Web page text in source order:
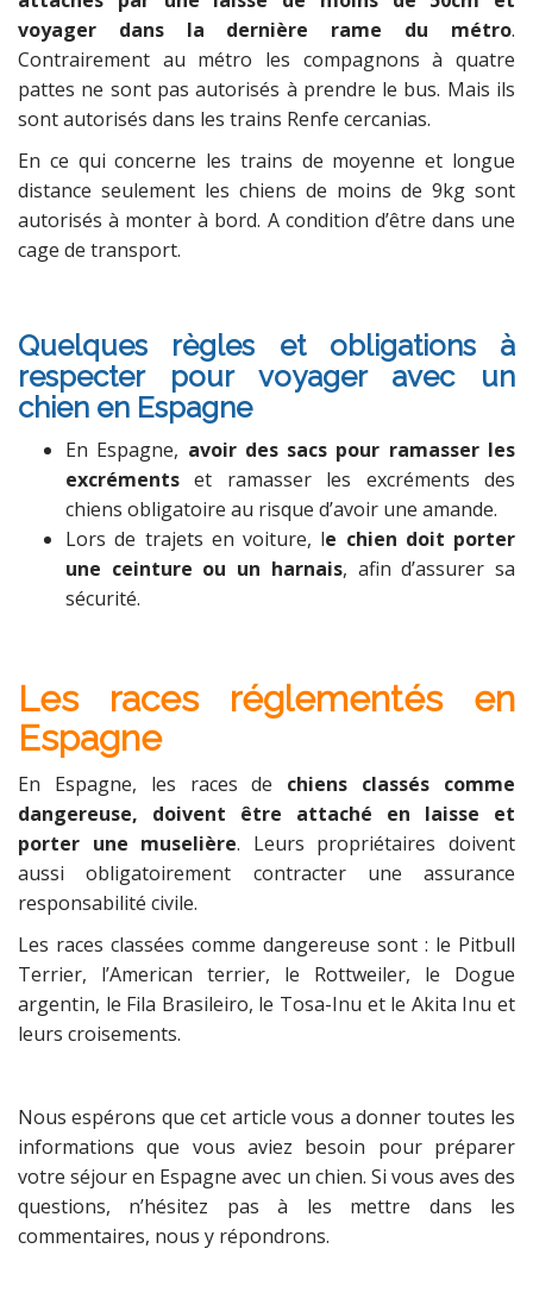
voyager dans la dernière rame du métro.
Contrairement au métro les compagnons à quatre
pattes ne sont pas autorisés à prendre le bus. Mais ils
sont autorisés dans les trains Renfe cercanias.
En ce qui concerne les trains de moyenne et longue
distance seulement les chiens de moins de 9kg sont
autorisés à monter à bord. A condition d’être dans une
cage de transport.
Quelques règles et obligations à
respecter pour voyager avec un
chien en Espagne
En Espagne, avoir des sacs pour ramasser les
excréments et ramasser les excréments des
chiens obligatoire au risque d’avoir une amande.
Lors de trajets en voiture, le chien doit porter
une ceinture ou un harnais, afin d’assurer sa
sécurité.
Les races réglementés en
Espagne
En Espagne, les races de chiens classés comme
dangereuse, doivent être attaché en laisse et
porter une muselière. Leurs propriétaires doivent
aussi obligatoirement contracter une assurance
responsabilité civile.
Les races classées comme dangereuse sont : le Pitbull
Terrier, l’American terrier, le Rottweiler, le Dogue
argentin, le Fila Brasileiro, le Tosa-Inu et le Akita Inu et
leurs croisements.
Nous espérons que cet article vous a donner toutes les
informations que vous aviez besoin pour préparer
votre séjour en Espagne avec un chien. Si vous aves des
questions, n’hésitez pas à les mettre dans les
commentaires, nous y répondrons.